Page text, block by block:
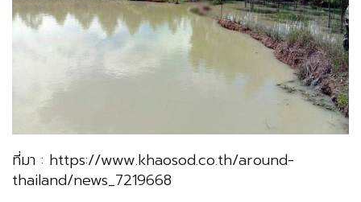
ที่มา : https://www.khaosod.co.th/around-
thailand/news_7219668